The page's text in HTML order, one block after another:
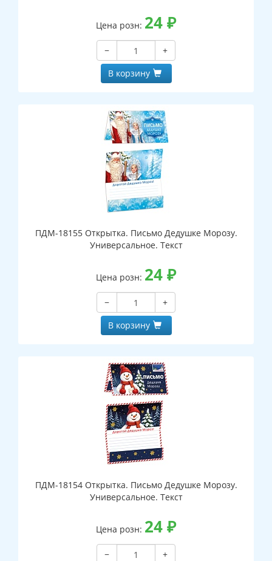
Цена розн: 24₽
−
+
В корзину
ПДМ-18155 Открытка. Письмо Дедушке Морозу.
Универсальное. Текст
Цена розн: 24₽
−
+
В корзину
ПДМ-18154 Открытка. Письмо Дедушке Морозу.
Универсальное. Текст
Цена розн: 24₽
−
+